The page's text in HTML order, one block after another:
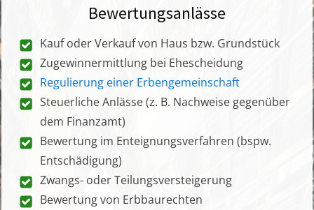
Bewertungsanlässe
Kauf oder Verkauf von Haus bzw. Grundstück
Zugewinnermittlung bei Ehescheidung
Regulierung einer Erbengemeinschaft
Steuerliche Anlässe (z. B. Nachweise gegenüber
dem Finanzamt)
Bewertung im Enteignungsverfahren (bspw.
Entschädigung)
Zwangs- oder Teilungsversteigerung
Bewertung von Erbbaurechten